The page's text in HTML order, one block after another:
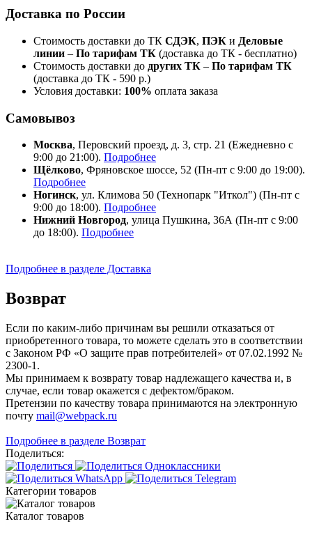
Доставка по России
Стоимость доставки до ТК СДЭК, ПЭК и Деловые
линии – По тарифам ТК (доставка до ТК - бесплатно)
Стоимость доставки до других ТК – По тарифам ТК
(доставка до ТК - 590 р.)
Условия доставки: 100% оплата заказа
Самовывоз
Москва, Перовский проезд, д. 3, стр. 21 (Ежедневно с
9:00 до 21:00). Подробнее
Щёлково, Фряновское шоссе, 52 (Пн-пт с 9:00 до 19:00).
Подробнее
Ногинск, ул. Климова 50 (​Технопарк "Иткол") (Пн-пт с
9:00 до 18:00). Подробнее
Нижний Новгород, улица Пушкина, 36А (Пн-пт с 9:00
до 18:00). Подробнее
Подробнее в разделе Доставка
Возврат
Если по каким-либо причинам вы решили отказаться от
приобретенного товара, то можете сделать это в соответствии
с Законом РФ «О защите прав потребителей» от 07.02.1992 №
2300-1.
Мы принимаем к возврату товар надлежащего качества и, в
случае, если товар окажется с дефектом/браком.
Претензии по качеству товара принимаются на электронную
почту mail@webpack.ru
Подробнее в разделе Возврат
Поделиться:
Категории товаров
Каталог товаров